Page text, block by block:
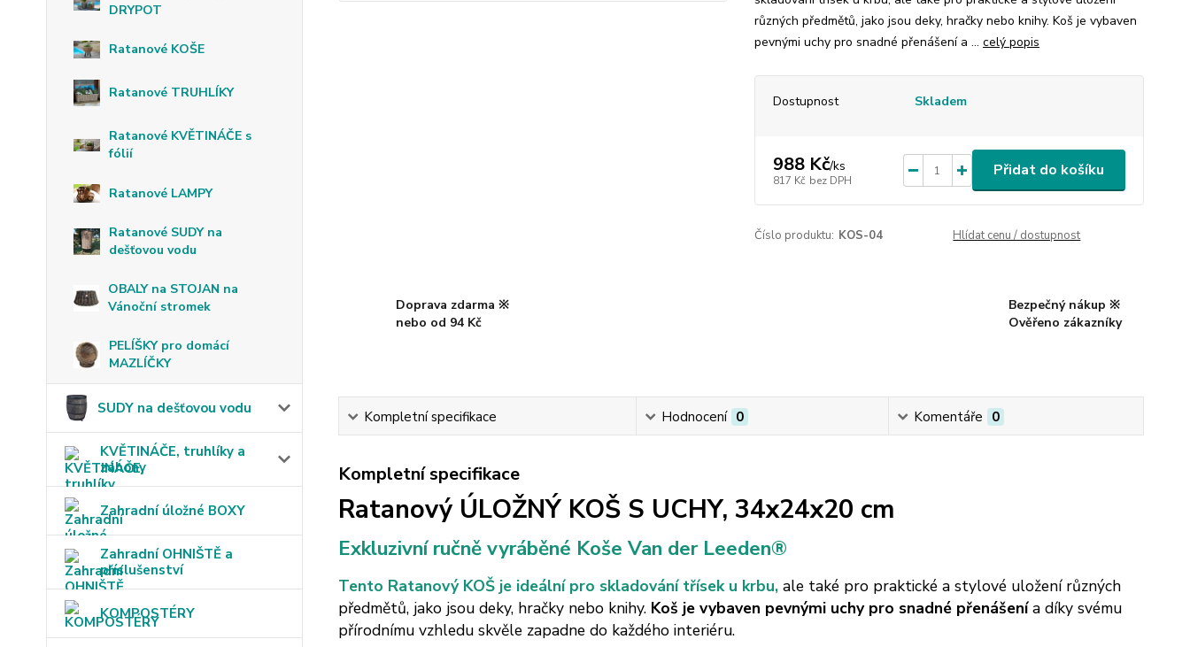
DRYPOT
Ratanové KOŠE
Ratanové TRUHLÍKY
Ratanové KVĚTINÁČE s
fólií
Ratanové LAMPY
Ratanové SUDY na
dešťovou vodu
OBALY na STOJAN na
Vánoční stromek
PELÍŠKY pro domácí
MAZLÍČKY
SUDY na dešťovou vodu
KVĚTINÁČE, truhlíky a
záhony
Zahradní úložné BOXY
Zahradní OHNIŠTĚ a
příslušenství
KOMPOSTÉRY
různých předmětů, jako jsou deky, hračky nebo knihy. Koš je vybaven
pevnými uchy pro snadné přenášení a ... celý popis
Dostupnost Skladem
988 Kč/ks
817 Kč bez DPH
Přidat do košíku
Číslo produktu: KOS-04 Hlídat cenu / dostupnost
Doprava zdarma ※
nebo od 94 Kč
Bezpečný nákup ※
Ověřeno zákazníky
Kompletní specifikace Hodnocení 0 Komentáře 0
Kompletní specifikace
Ratanový ÚLOŽNÝ KOŠ S UCHY, 34x24x20 cm
Exkluzivní ručně vyráběné Koše Van der Leeden®
Tento Ratanový KOŠ je ideální pro skladování třísek u krbu,ale také pro praktické a stylové uložení různých
předmětů, jako jsou deky, hračky nebo knihy. Koš je vybaven pevnými uchy pro snadné přenášenía díky svému
přírodnímu vzhledu skvěle zapadne do každého interiéru.